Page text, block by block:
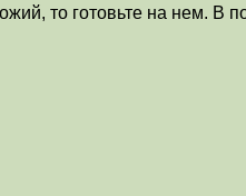
то готовьте на нем. В